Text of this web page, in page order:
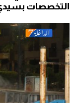
التخصصات